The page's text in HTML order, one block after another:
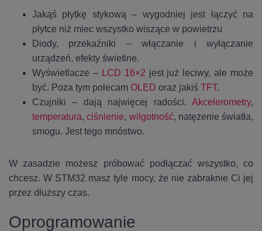
Jakąś płytkę stykową – wygodniej jest łączyć na
płytce niż miec wszystko wiszące w powietrzu
Diody, przekaźniki – włączanie i wyłączanie
urządzeń, efekty świetlne.
Wyświetlacze – LCD 16×2 jest już leciwy, ale może
być. Poza tym polecam OLED oraz jakiś TFT.
Czujniki – dają najwięcej radości. Akcelerometry,
temperatura,ciśnienie, wilgotność, natężenie światła,
smogu. Jest tego mnóstwo.
W zasadzie możesz próbować podłączać wszystko, co
chcesz. W STM32 masz tyle mocy, że nie zabraknie Ci jej
przez dłuższy czas.
Oprogramowanie